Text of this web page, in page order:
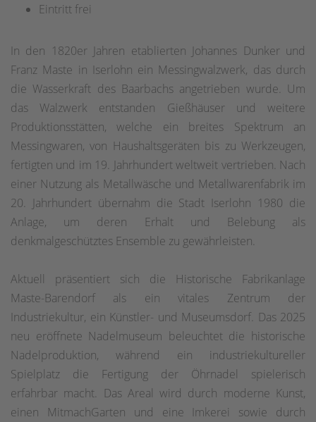
Eintritt frei
In den 1820er Jahren etablierten Johannes Dunker und
Franz Maste in Iserlohn ein Messingwalzwerk, das durch
die Wasserkraft des Baarbachs angetrieben wurde. Um
das Walzwerk entstanden Gießhäuser und weitere
Produktionsstätten, welche ein breites Spektrum an
Messingwaren, von Haushaltsgeräten bis zu Werkzeugen,
fertigten und im 19. Jahrhundert weltweit vertrieben. Nach
einer Nutzung als Metallwäsche und Metallwarenfabrik im
20. Jahrhundert übernahm die Stadt Iserlohn 1980 die
Anlage, um deren Erhalt und Belebung als
denkmalgeschütztes Ensemble zu gewährleisten.
Aktuell präsentiert sich die Historische Fabrikanlage
Maste-Barendorf als ein vitales Zentrum der
Industriekultur, ein Künstler- und Museumsdorf. Das 2025
neu eröffnete Nadelmuseum beleuchtet die historische
Nadelproduktion, während ein industriekultureller
Spielplatz die Fertigung der Öhrnadel spielerisch
erfahrbar macht. Das Areal wird durch moderne Kunst,
einen MitmachGarten und eine Imkerei sowie durch